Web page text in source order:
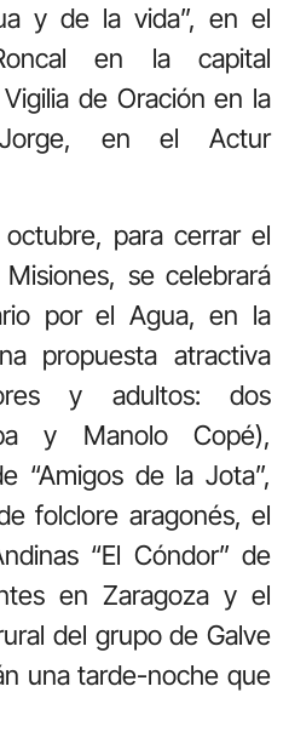
y de la vida”, en el
en la capital
de Oración en la
Jorge, en el Actur
para cerrar el
se celebrará
por el Agua, en la
propuesta atractiva
y adultos: dos
y Manolo Copé),
“Amigos de la Jota”,
folclore aragonés, el
“El Cóndor” de
en Zaragoza y el
del grupo de Galve
una tarde-noche que